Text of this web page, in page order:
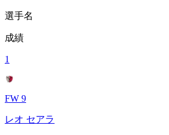
選手名
成績
1
FW 9
レオ セアラ